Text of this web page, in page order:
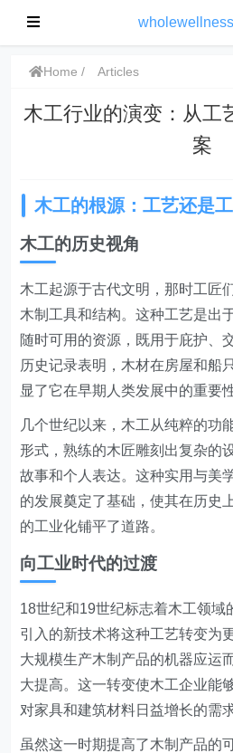
Home Articles
木工行业的演变：从工
案
木工的根源：工艺还是
木工的历史视角
木工起源于古代文明，那时工匠
木制工具和结构。这种工艺是出
随时可用的资源，既用于庇护、
历史记录表明，木材在房屋和船
显了它在早期人类发展中的重要性
几个世纪以来，木工从纯粹的功
形式，熟练的木匠雕刻出复杂的
故事和个人表达。这种实用与美
的发展奠定了基础，使其在历史
的工业化铺平了道路。
向工业时代的过渡
18世纪和19世纪标志着木工领域
引入的新技术将这种工艺转变为
大规模生产木制产品的机器应运
大提高。这一转变使木工企业能
对家具和建筑材料日益增长的需求
虽然这一时期提高了木制产品的